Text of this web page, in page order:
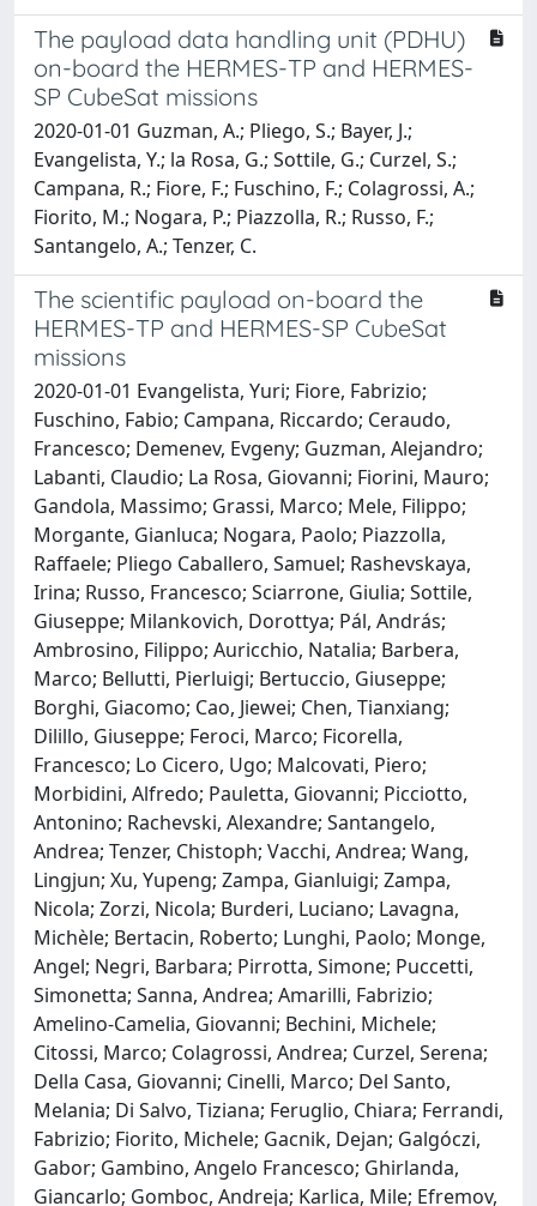
The payload data handling unit (PDHU)
on-board the HERMES-TP and HERMES-
SP CubeSat missions
2020-01-01 Guzman, A.; Pliego, S.; Bayer, J.;
Evangelista, Y.; la Rosa, G.; Sottile, G.; Curzel, S.;
Campana, R.; Fiore, F.; Fuschino, F.; Colagrossi, A.;
Fiorito, M.; Nogara, P.; Piazzolla, R.; Russo, F.;
Santangelo, A.; Tenzer, C.
The scientific payload on-board the
HERMES-TP and HERMES-SP CubeSat
missions
2020-01-01 Evangelista, Yuri; Fiore, Fabrizio;
Fuschino, Fabio; Campana, Riccardo; Ceraudo,
Francesco; Demenev, Evgeny; Guzman, Alejandro;
Labanti, Claudio; La Rosa, Giovanni; Fiorini, Mauro;
Gandola, Massimo; Grassi, Marco; Mele, Filippo;
Morgante, Gianluca; Nogara, Paolo; Piazzolla,
Raffaele; Pliego Caballero, Samuel; Rashevskaya,
Irina; Russo, Francesco; Sciarrone, Giulia; Sottile,
Giuseppe; Milankovich, Dorottya; Pál, András;
Ambrosino, Filippo; Auricchio, Natalia; Barbera,
Marco; Bellutti, Pierluigi; Bertuccio, Giuseppe;
Borghi, Giacomo; Cao, Jiewei; Chen, Tianxiang;
Dilillo, Giuseppe; Feroci, Marco; Ficorella,
Francesco; Lo Cicero, Ugo; Malcovati, Piero;
Morbidini, Alfredo; Pauletta, Giovanni; Picciotto,
Antonino; Rachevski, Alexandre; Santangelo,
Andrea; Tenzer, Chistoph; Vacchi, Andrea; Wang,
Lingjun; Xu, Yupeng; Zampa, Gianluigi; Zampa,
Nicola; Zorzi, Nicola; Burderi, Luciano; Lavagna,
Michèle; Bertacin, Roberto; Lunghi, Paolo; Monge,
Angel; Negri, Barbara; Pirrotta, Simone; Puccetti,
Simonetta; Sanna, Andrea; Amarilli, Fabrizio;
Amelino-Camelia, Giovanni; Bechini, Michele;
Citossi, Marco; Colagrossi, Andrea; Curzel, Serena;
Della Casa, Giovanni; Cinelli, Marco; Del Santo,
Melania; Di Salvo, Tiziana; Feruglio, Chiara; Ferrandi,
Fabrizio; Fiorito, Michele; Gacnik, Dejan; Galgóczi,
Gabor; Gambino, Angelo Francesco; Ghirlanda,
Giancarlo; Gomboc, Andreja; Karlica, Mile; Efremov,